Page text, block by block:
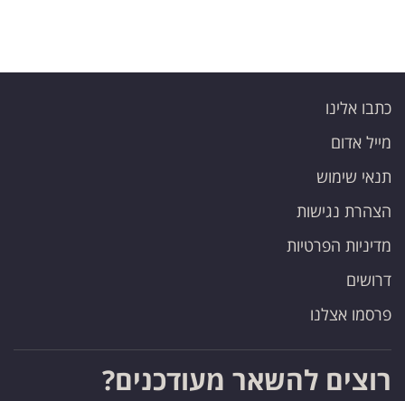
כתבו אלינו
מייל אדום
תנאי שימוש
הצהרת נגישות
מדיניות הפרטיות
דרושים
פרסמו אצלנו
רוצים להשאר מעודכנים?